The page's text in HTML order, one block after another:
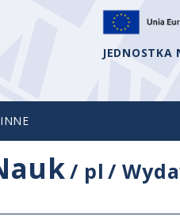
JEDNOSTKA
INNE
/ pl /